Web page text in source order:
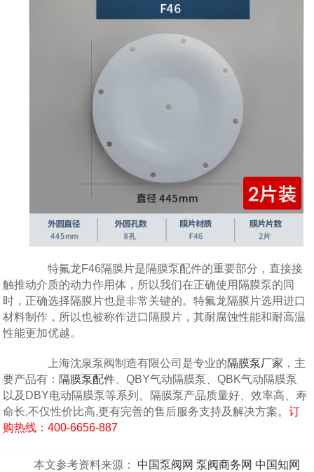
特氟龙F46隔膜片是隔膜泵配件的重要部分，直接接
触推动介质的动力作用体，所以我们在正确使用隔膜泵的同
时，正确选择隔膜片也是非常关键的。特氟龙隔膜片选用进口
材料制作，所以也被称作进口隔膜片，其耐腐蚀性能和耐高温
性能更加优越。
上海沈泉泵阀制造有限公司是专业的隔膜泵厂家 ，主
要产品有： 隔膜泵配件、QBY气动隔膜泵、QBK气动隔膜泵
以及DBY电动隔膜泵等系列。隔膜泵产品质量好、效率高、寿
命长,不仅性价比高,更有完善的售后服务支持及解决方案。订
购热线：400-6656-887
本文参考资料来源： 中国泵阀网 泵阀商务网 中国知网